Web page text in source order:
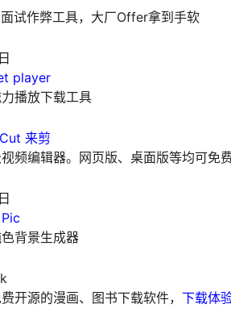
试作弊工具，大厂Offer拿到手软
player
播放下载工具
来剪
频编辑器。网页版、桌面版等均可免
背景生成器
开源的漫画、图书下载软件， 下载体